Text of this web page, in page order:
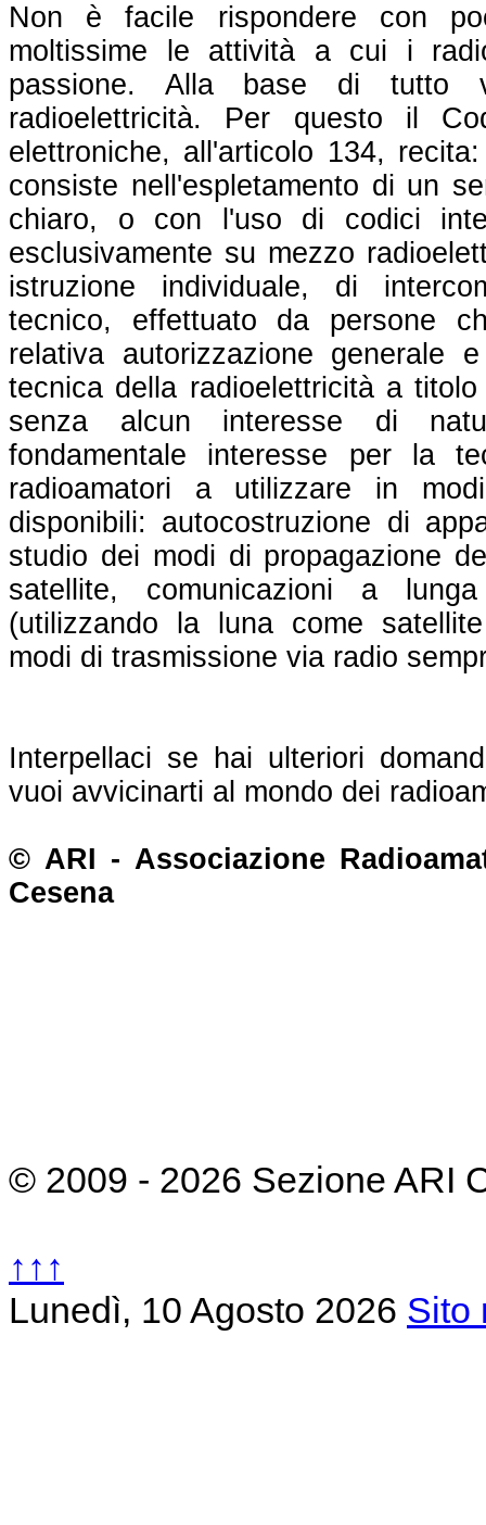
Non è facile rispondere con
moltissime le attività a cui i
passione. Alla base di
radioelettricità. Per questo il
elettroniche, all'articolo 134,
consiste nell'espletamento di un
chiaro, o con l'uso di codici
esclusivamente su mezzo
istruzione individuale, di
tecnico, effettuato da persone
relativa autorizzazione generale
tecnica della radioelettricità a
senza alcun interesse di
fondamentale interesse per la
radioamatori a utilizzare in
disponibili: autocostruzione di
studio dei modi di propagazione
satellite, comunicazioni a
(utilizzando la luna come
modi di trasmissione via radio
Interpellaci se hai ulteriori
vuoi avvicinarti al mondo dei
© ARI - Associazione
Cesena
© 2009 - 2026 Sezione ARI
↑↑↑
Lunedì, 10 Agosto 2026 Sito